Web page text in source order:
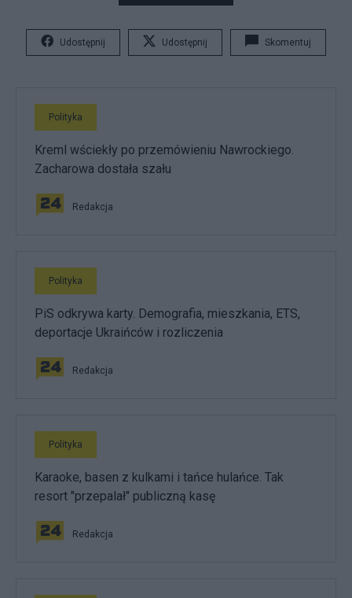
Udostępnij Udostępnij Skomentuj
Polityka
Kreml wściekły po przemówieniu Nawrockiego.
Zacharowa dostała szału
Redakcja
Polityka
PiS odkrywa karty. Demografia, mieszkania, ETS,
deportacje Ukraińców i rozliczenia
Redakcja
Polityka
Karaoke, basen z kulkami i tańce hulańce. Tak
resort "przepalał" publiczną kasę
Redakcja